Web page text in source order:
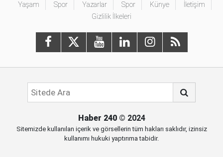
Yaşam
Spor Yazarlar Spor Künye
İletişim
Gizlilik İlkeleri
Haber 240© 2024
Sitemizde kullanılan içerik ve görsellerin tüm hakları saklıdır, izinsiz
kullanımı hukuki yaptırıma tabidir.